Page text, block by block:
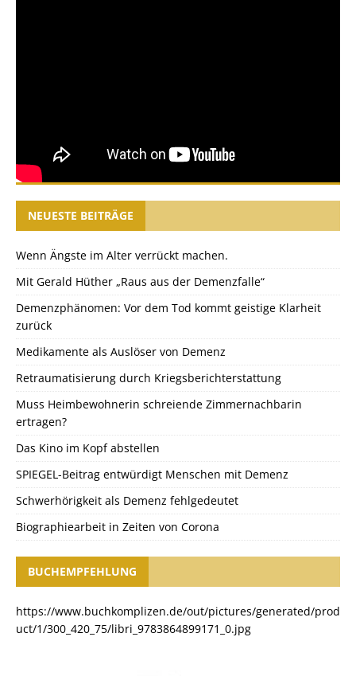
NEUESTE BEITRÄGE
Wenn Ängste im Alter verrückt machen.
Mit Gerald Hüther „Raus aus der Demenzfalle“
Demenzphänomen: Vor dem Tod kommt geistige Klarheit
zurück
Medikamente als Auslöser von Demenz
Retraumatisierung durch Kriegsberichterstattung
Muss Heimbewohnerin schreiende Zimmernachbarin
ertragen?
Das Kino im Kopf abstellen
SPIEGEL-Beitrag entwürdigt Menschen mit Demenz
Schwerhörigkeit als Demenz fehlgedeutet
Biographiearbeit in Zeiten von Corona
BUCHEMPFEHLUNG
https://www.buchkomplizen.de/out/pictures/generated/prod
uct/1/300_420_75/libri_9783864899171_0.jpg